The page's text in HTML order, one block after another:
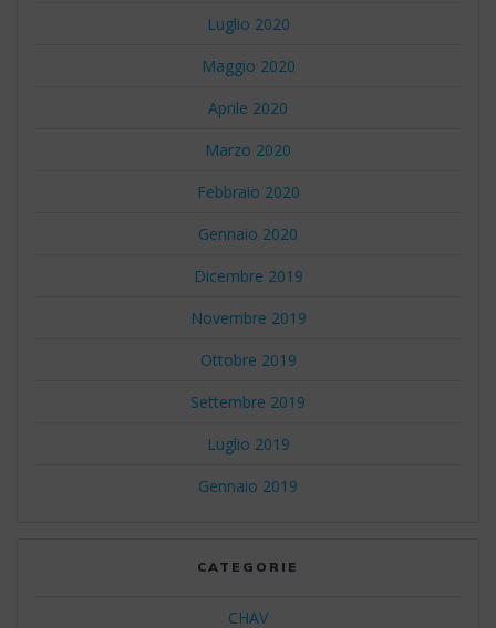
Luglio 2020
Maggio 2020
Aprile 2020
Marzo 2020
Febbraio 2020
Gennaio 2020
Dicembre 2019
Novembre 2019
Ottobre 2019
Settembre 2019
Luglio 2019
Gennaio 2019
CATEGORIE
CHAV